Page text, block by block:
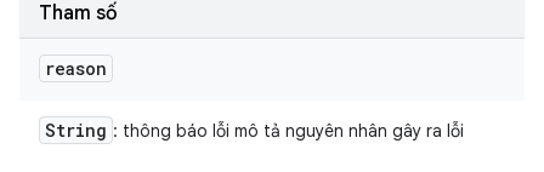
Tham số
reason
String : thông báo lỗi mô tả nguyên nhân gây ra lỗi